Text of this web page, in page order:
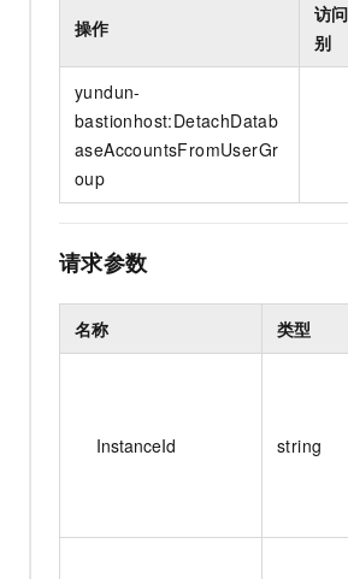
操作
访
别
yundun-
bastionhost:DetachDatab
aseAccountsFromUserGr
oup
请求参数
名称 类型
InstanceId string